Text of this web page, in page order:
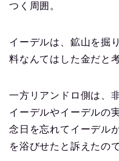
つく周囲。
イーデルは、鉱山を掘
料なんてはした金だと
一方リアンドロ側は、
イーデルやイーデルの
念日を忘れてイーデル
を浴びせたと訴えたの